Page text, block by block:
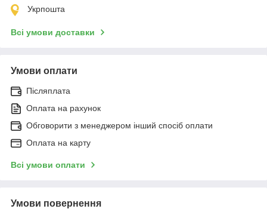
Укрпошта
Всі умови доставки
Умови оплати
Післяплата
Оплата на рахунок
Обговорити з менеджером інший спосіб оплати
Оплата на карту
Всі умови оплати
Умови повернення